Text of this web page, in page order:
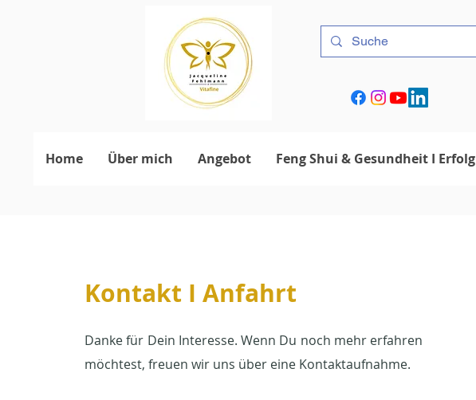
Home Über mich Angebot Feng Shui & Gesundheit I Erfolg
Kontakt I Anfahrt
Danke für Dein Interesse. Wenn Du noch mehr erfahren
möchtest, freuen wir uns über eine Kontaktaufnahme.